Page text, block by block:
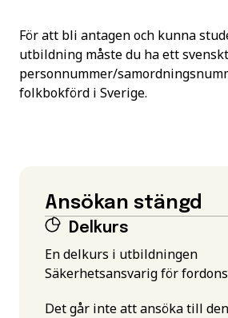
För att bli antagen och kunna
utbildning måste du ha ett svenskt
personnummer/
folkbokförd i Sverige.
Ansökan stängd
Delkurs
En delkurs i utbildningen
Säkerhetsansvarig för
Det går inte att ansöka till